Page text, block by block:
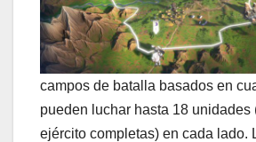
campos de batalla basados ​​en
pueden luchar hasta 18 unidades
ejército completas) en cada lado.